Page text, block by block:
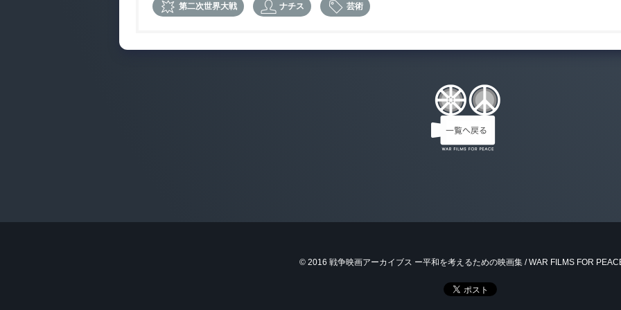
第二次世界大戦 ナチス 芸術
© 2016 戦争映画アーカイブス ー平和を考えるための映画集 / WAR FILMS FOR